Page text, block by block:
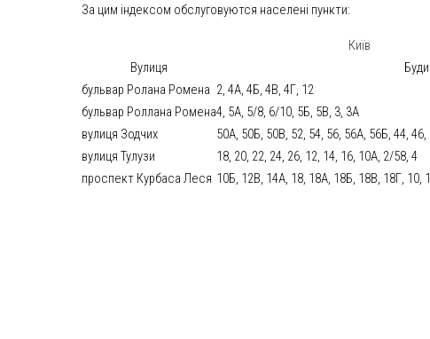
За цим індексом обслуговуются населені пункти:
Київ
Вулиця
бульвар Ролана Ромена 2, 4А, 4Б, 4В, 4Г, 12
бульвар Роллана Ромена4, 5А, 5/8, 6/10, 5Б, 5В, 3, 3А
вулиця Зодчих
50А, 50Б, 50В, 52, 54, 56, 56А, 56Б, 44, 46,
вулиця Тулузи
18, 20, 22, 24, 26, 12, 14, 16, 10А, 2/58, 4
проспект Курбаса Леся 10Б, 12В, 14А, 18, 18А, 18Б, 18В, 18Г,